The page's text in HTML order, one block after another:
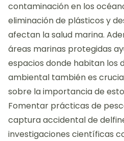
contaminación en los
eliminación de plásticos y
afectan la salud marina.
áreas marinas protegidas
espacios donde habitan los
ambiental también es
sobre la importancia de
Fomentar prácticas de
captura accidental de
investigaciones científicas